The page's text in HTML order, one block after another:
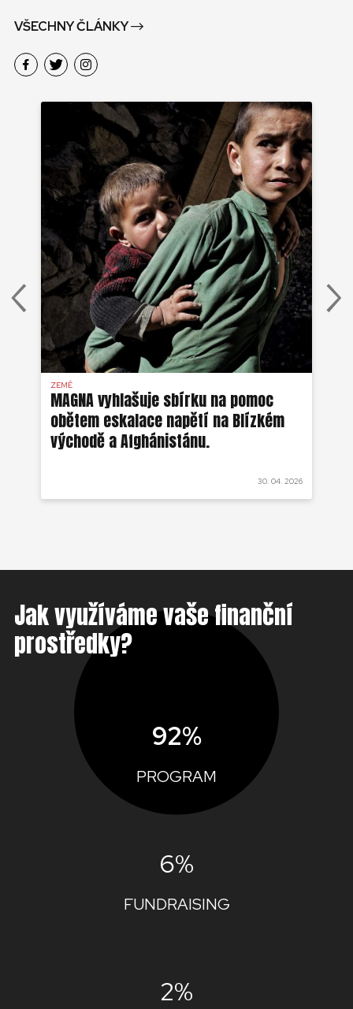
VŠECHNY ČLÁNKY
ZEMĚ
MAGNA vyhlašuje sbírku na pomoc
obětem eskalace napětí na Blízkém
východě a Afghánistánu.
30. 04. 2026
Jak využíváme vaše finanční
prostředky?
92%
PROGRAM
6%
FUNDRAISING
2%